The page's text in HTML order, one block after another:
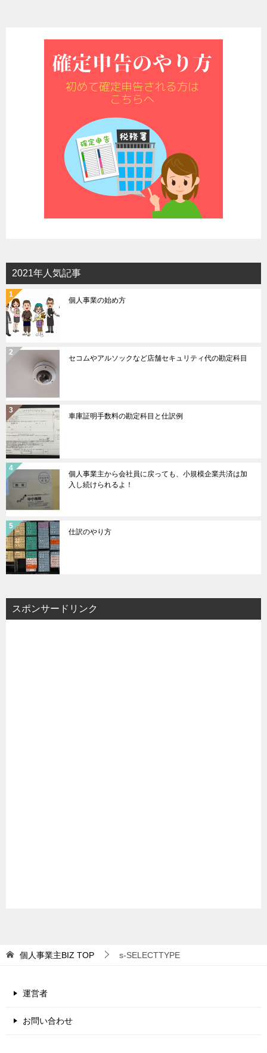
2021年人気記事
個人事業の始め方
セコムやアルソックなど店舗セキュリティ代の勘定科目
車庫証明手数料の勘定科目と仕訳例
個人事業主から会社員に戻っても、小規模企業共済は加
入し続けられるよ！
仕訳のやり方
スポンサードリンク
個人事業主BIZ TOP s-SELECTTYPE
運営者
お問い合わせ